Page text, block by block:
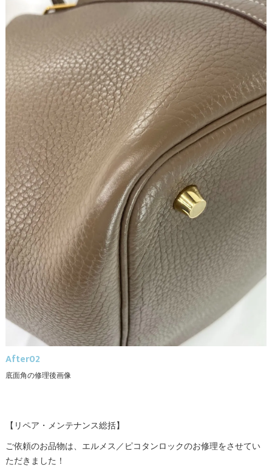
After02
底面角の修理後画像
【リペア・メンテナンス総括】
ご依頼のお品物は、エルメス／ピコタンロックのお修理をさせてい
ただきました！